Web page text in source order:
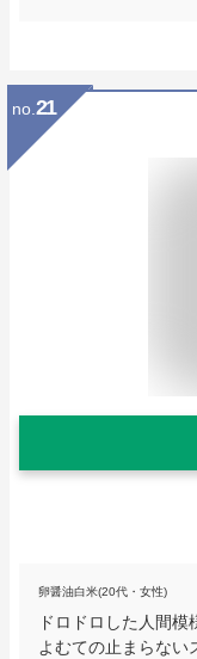
no. 21
卵醤油白米(20代・女性)
ドロドロした人間模
よむての止まらない